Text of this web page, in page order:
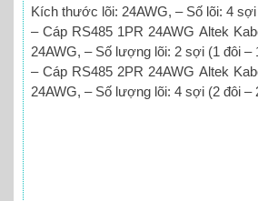
Kích thước lõi: 24AWG, – Số lõi: 4
– Cáp RS485 1PR 24AWG Altek
24AWG, – Số lượng lõi: 2 sợi (1 đôi –
– Cáp RS485 2PR 24AWG Altek
24AWG, – Số lượng lõi: 4 sợi (2 đôi –